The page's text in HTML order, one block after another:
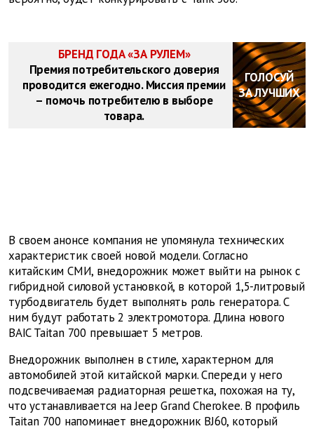
БРЕНД ГОДА «ЗА РУЛЕМ»
Премия потребительского доверия
проводится ежегодно. Миссия премии
– помочь потребителю в выборе
товара.
ГОЛОСУЙ
ЗА ЛУЧШИХ
В своем анонсе компания не упомянула технических
характеристик своей новой модели. Согласно
китайским СМИ, внедорожник может выйти на рынок с
гибридной силовой установкой, в которой 1,5-литровый
турбодвигатель будет выполнять роль генератора. С
ним будут работать 2 электромотора. Длина нового
BAIC Taitan 700 превышает 5 метров.
Внедорожник выполнен в стиле, характерном для
автомобилей этой китайской марки. Спереди у него
подсвечиваемая радиаторная решетка, похожая на ту,
что устанавливается на Jeep Grand Cherokee. В профиль
Taitan 700 напоминает внедорожник BJ60, который